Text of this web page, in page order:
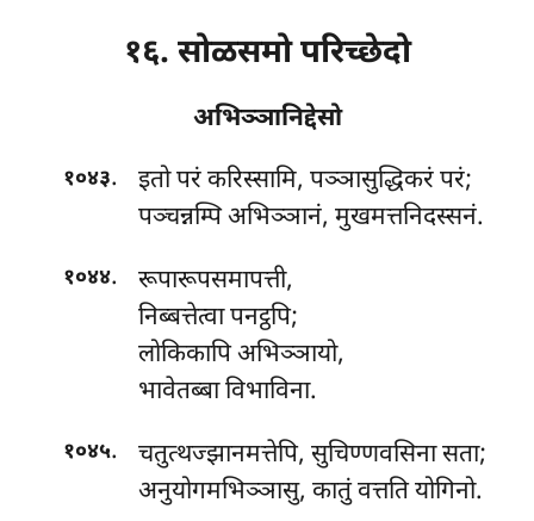
१६. सोळसमो परिच्छेदो
अभिञ्ञानिद्देसो
१०४३. इतोपरं करिस्सामि, पञ्ञासुद्धिकरं परं;
पञ्चन्नम्पि अभिञ्ञानं, मुखमत्तनिदस्सनं.
१०४४.
रूपारूपसमापत्ती,
निब्बत्तेत्वा पनट्ठपि;
लोकिकापि अभिञ्ञायो,
भावेतब्बा विभाविना.
१०४५.
चतुत्थज्झानमत्तेपि, सुचिण्णवसिना सता;
अनुयोगमभिञ्ञासु, कातुं वत्तति योगिनो.